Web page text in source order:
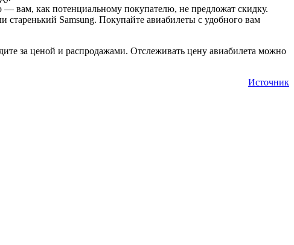
вам, как потенциальному покупателю, не предложат скидку.
старенький Samsung. Покупайте авиабилеты с удобного вам
за ценой и распродажами. Отслеживать цену авиабилета можно
Источник